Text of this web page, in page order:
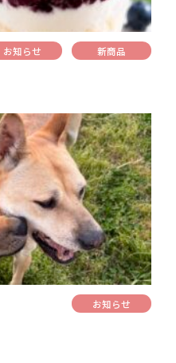
お知らせ 新商品
お知らせ